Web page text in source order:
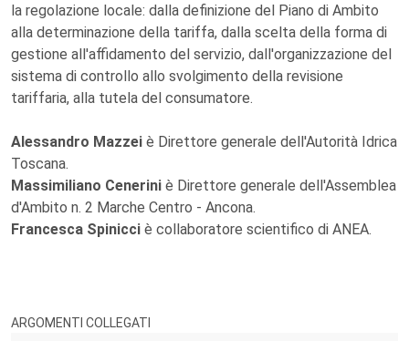
la regolazione locale: dalla definizione del Piano di Ambito
alla determinazione della tariffa, dalla scelta della forma di
gestione all'affidamento del servizio, dall'organizzazione del
sistema di controllo allo svolgimento della revisione
tariffaria, alla tutela del consumatore.
Alessandro Mazzei è Direttore generale dell'Autorità Idrica
Toscana.
Massimiliano Cenerini è Direttore generale dell'Assemblea
d'Ambito n. 2 Marche Centro - Ancona.
Francesca Spinicci è collaboratore scientifico di ANEA.
ARGOMENTI COLLEGATI